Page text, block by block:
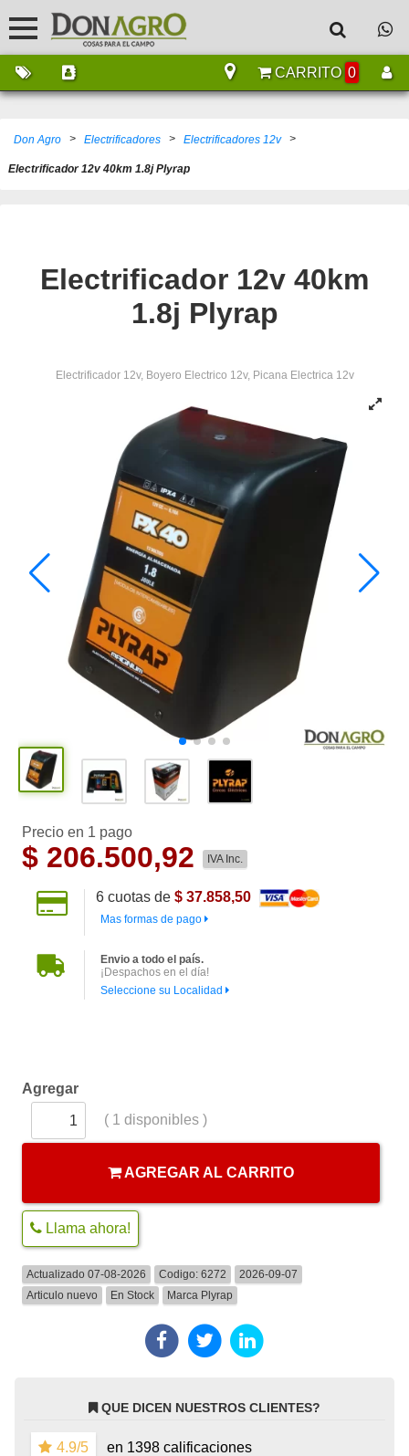
CARRITO 0
Don Agro > Electrificadores > Electrificadores 12v >
Electrificador 12v 40km 1.8j Plyrap
Electrificador 12v 40km
1.8j Plyrap
Electrificador 12v, Boyero Electrico 12v, Picana Electrica 12v
Precio en 1 pago
$ 206.500,92 IVA Inc.
6cuotas de $ 37.858,50
Mas formas de pago
Envio a todo el país.
¡Despachos en el día!
Seleccione su Localidad
Agregar
( 1disponibles )
AGREGAR AL CARRITO
Llama ahora!
Actualizado 07-08-2026 Codigo:6272
2026-09-07
Articulo nuevo
En Stock Marca Plyrap
QUE DICEN NUESTROS CLIENTES?
4.9/5
en 1398 calificaciones